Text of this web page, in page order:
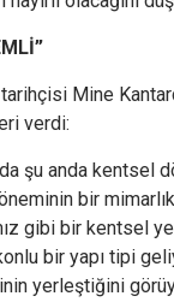
Mine
verdi:
şu anda kentsel
bir
gibi bir kentsel
bir yapı tipi
yerleştiğini